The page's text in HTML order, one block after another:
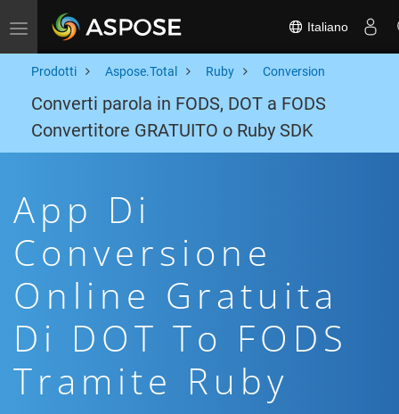
Toggle navigation Italiano
Prodotti Aspose.Total Ruby Conversion
Converti parola in FODS, DOT a FODS
Convertitore GRATUITO o Ruby SDK
App Di
Conversione
Online Gratuita
Di DOT To FODS
Tramite Ruby